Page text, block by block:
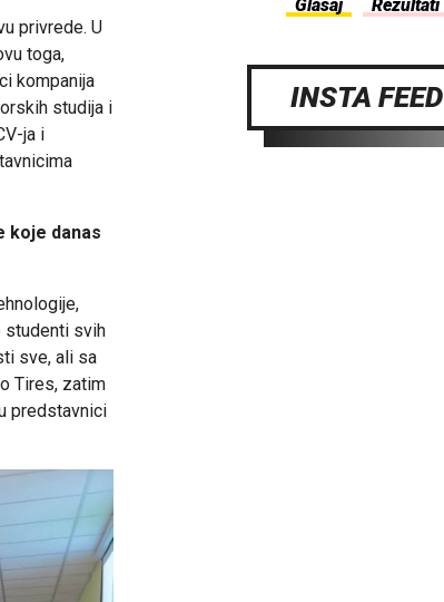
privrede. U
toga,
kompanija
studija i
ja i
koje danas
studenti svih
sve, ali sa
Tires, zatim
predstavnici
INSTA FEED